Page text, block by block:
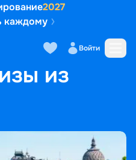
2027
каждому
Войти
РЕЧНЫЕ КРУИЗЫ ИЗ КАЗАНИ
из